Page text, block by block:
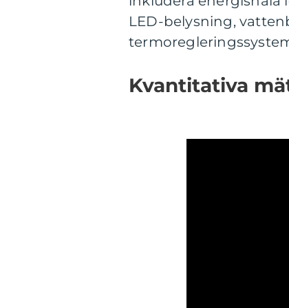
LED-belysning,
Kvantitativa